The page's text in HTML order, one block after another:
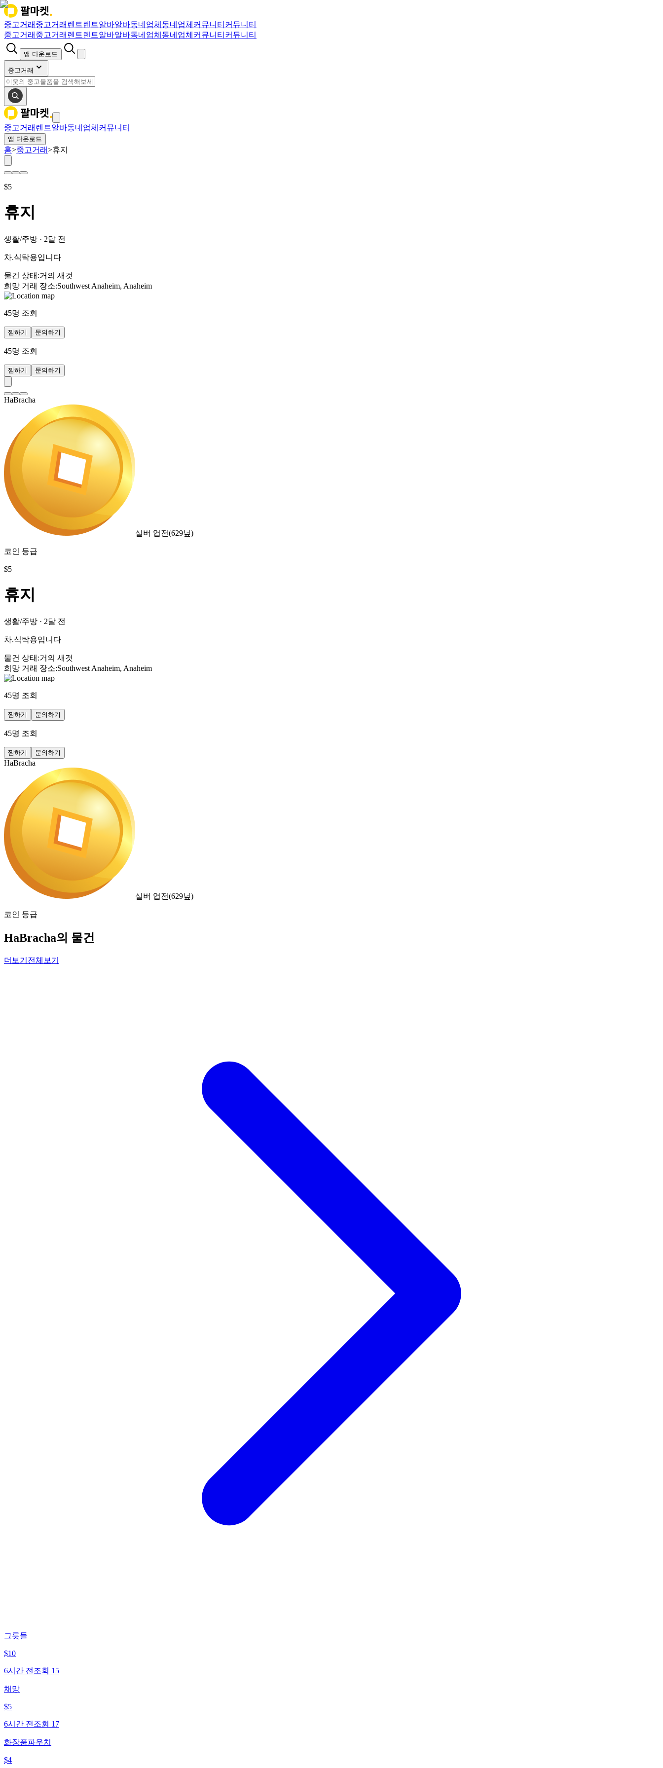
중고거래 중고거래 렌트렌트알바알바동네업체 동네업체 커뮤니티 커뮤니티
중고거래 중고거래 렌트렌트알바알바동네업체 동네업체 커뮤니티 커뮤니티
앱 다운로드
중고거래
중고거래 렌트알바동네업체 커뮤니티
앱 다운로드
홈>중고거래>휴지
$5
휴지
생활/주방 · 2달 전
차.식탁용입니다
물건 상태 :거의 새것
희망 거래 장소:Southwest Anaheim, Anaheim
45명 조회
찜하기 문의하기
45명 조회
찜하기 문의하기
HaBracha
실버 엽전(629닢)
코인 등급
$5
휴지
생활/주방 · 2달 전
차.식탁용입니다
물건 상태 :거의 새것
희망 거래 장소:Southwest Anaheim, Anaheim
45명 조회
찜하기 문의하기
45명 조회
찜하기 문의하기
HaBracha
실버 엽전(629닢)
코인 등급
HaBracha의 물건
더보기 전체보기
그릇들
$10
6시간 전 조회 15
채망
$5
6시간 전 조회 17
화장품파우치
$4